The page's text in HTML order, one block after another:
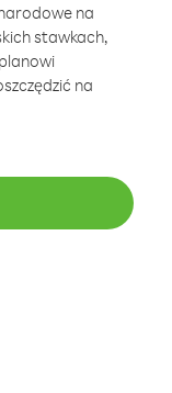
na
stawkach,
na